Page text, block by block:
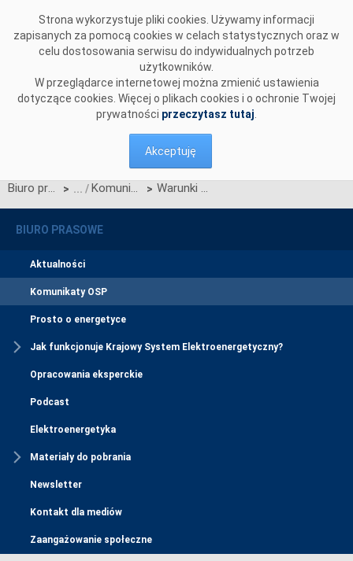
Strona wykorzystuje pliki cookies. Używamy informacji
zapisanych za pomocą cookies w celach statystycznych oraz w
celu dostosowania serwisu do indywidualnych potrzeb
użytkowników.
W przeglądarce internetowej można zmienić ustawienia
dotyczące cookies. Więcej o plikach cookies i o ochronie Twojej
prywatności przeczytasz tutaj
Akceptuję
Biuro prasowe > Komunikaty OSP > Warunki przyłączenia dla kolejnej morskiej farmy wiatrowej
BIURO PRASOWE
Aktualności
Komunikaty OSP
Prosto o energetyce
Jak funkcjonuje Krajowy System Elektroenergetyczny?
Opracowania eksperckie
Podcast
Elektroenergetyka
Materiały do pobrania
Newsletter
Kontakt dla mediów
Zaangażowanie społeczne